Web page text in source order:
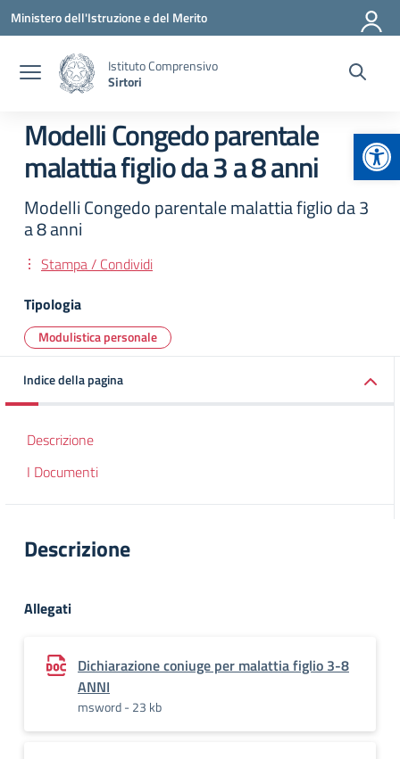
Vai ai contenuti
Vai al menu di navigazione
Vai al footer
Ministero dell'Istruzione e del Merito
Istituto Comprensivo
Sirtori
Modelli Congedo parentale
malattia figlio da 3 a 8 anni
Modelli Congedo parentale malattia figlio da 3
a 8 anni
Stampa / Condividi
Tipologia
Modulistica personale
Indice della pagina
Descrizione
I Documenti
Descrizione
Allegati
Dichiarazione coniuge per malattia figlio 3-8
ANNI
msword - 23 kb